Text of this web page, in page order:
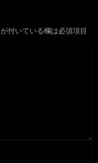
が付いている欄は必須項目